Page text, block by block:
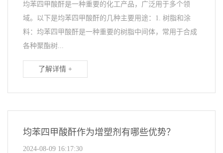
均苯四甲酸酐是一种重要的化工产品，广泛用于多个领
域。以下是均苯四甲酸酐的几种主要用途：1. 树脂和涂
料：均苯四甲酸酐是一种重要的树脂中间体，常用于合成
各种聚酯树...
了解详情 +
均苯四甲酸酐作为增塑剂有哪些优势？
2024-08-09 16:17:30